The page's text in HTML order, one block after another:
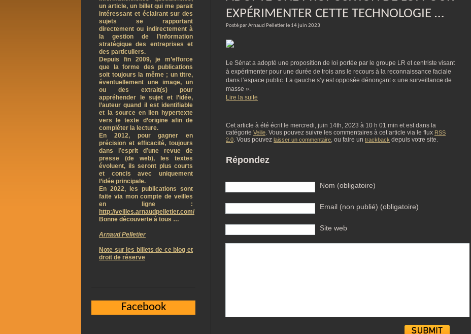
EXPÉRIMENTER CETTE TECHNOLOGIE …
Posté par Arnaud Pelletier le 14 juin 2023
Le Sénat a adopté une proposition de loi portée par le groupe LR et centriste visant
à expérimenter pour une durée de trois ans le recours à la reconnaissance faciale
dans l’espace public. La gauche s’y est opposée dénonçant « une surveillance de
masse ».
Lire la suite
Cet article à été écrit le mercredi, juin 14th, 2023 à 10 h 01 min et est dans la
catégorie Veille. Vous pouvez suivre les commentaires à cet article via le flux RSS
2.0. Vous pouvez laisser un commentaire, ou faire un trackback depuis votre site.
Répondez
Nom (obligatoire)
Email (non publié) (obligatoire)
Site web
un article, un billet qui me parait
intéressant et éclairant sur des
sujets se rapportant
directement ou indirectement à
la gestion de l’information
stratégique des entreprises et
des particuliers.
Depuis fin 2009, je m’efforce
que la forme des publications
soit toujours la même ; un titre,
éventuellement une image, un
ou des extrait(s) pour
appréhender le sujet et l’idée,
l’auteur quand il est identifiable
et la source en lien hypertexte
vers le texte d’origine afin de
compléter la lecture.
En 2012, pour gagner en
précision et efficacité, toujours
dans l’esprit d’une revue de
presse (de web), les textes
évoluent, ils seront plus courts
et concis avec uniquement
l’idée principale.
En 2022, les publications sont
faite via mon compte de veilles
en ligne :
http://veilles.arnaudpelletier.com/
Bonne découverte à tous …
Arnaud Pelletier
Note sur les billets de ce blog et
droit de réserve
Facebook